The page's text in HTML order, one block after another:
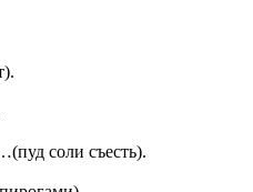
соли съесть).